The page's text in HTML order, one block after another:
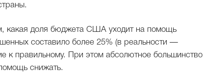
какая доля бюджета США уходит на помощь
составило более 25% (в реальности —
к правильному. При этом абсолютное большинство
снижать.